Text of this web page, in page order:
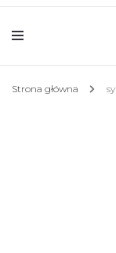
Strona główna